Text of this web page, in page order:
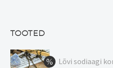
TOOTED
Lõvi sodiaagi